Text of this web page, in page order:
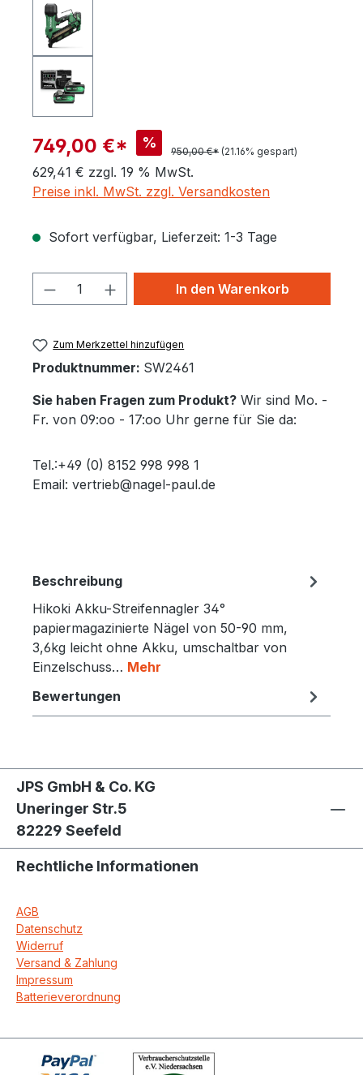
749,00 €* %
950,00 €* (21.16% gespart)
629,41 € zzgl. 19 % MwSt.
Preise inkl. MwSt. zzgl. Versandkosten
Sofort verfügbar, Lieferzeit: 1-3 Tage
Produkt Anzahl: Gib den
In den Warenkorb
Zum Merkzettel hinzufügen
Produktnummer: SW2461
Sie haben Fragen zum Produkt? Wir sind Mo. -
Fr. von 09:oo - 17:oo Uhr gerne für Sie da:
Tel.:+49 (0) 8152 998 998 1
Email: vertrieb@nagel-paul.de
Beschreibung
Hikoki Akku-Streifennagler 34°
papiermagazinierte Nägel von 50-90 mm,
3,6kg leicht ohne Akku, umschaltbar von
Einzelschuss… Mehr
Bewertungen
JPS GmbH & Co. KG
Uneringer Str.5
82229 Seefeld
Rechtliche Informationen
AGB
Datenschutz
Widerruf
Versand & Zahlung
Impressum
Batterieverordnung